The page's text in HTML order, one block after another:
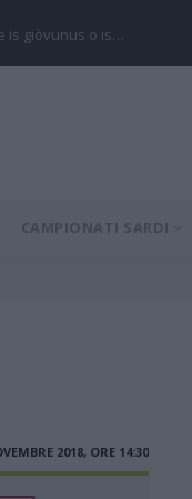
is giòvunus o is…
CAMPIONATI SARDI
2018, ORE 14:30